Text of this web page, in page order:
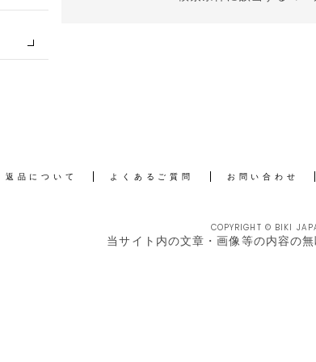
返品について よくあるご質問 お問い合わせ
COPYRIGHT © BIKI
当サイト内の文章・画像等の内容の